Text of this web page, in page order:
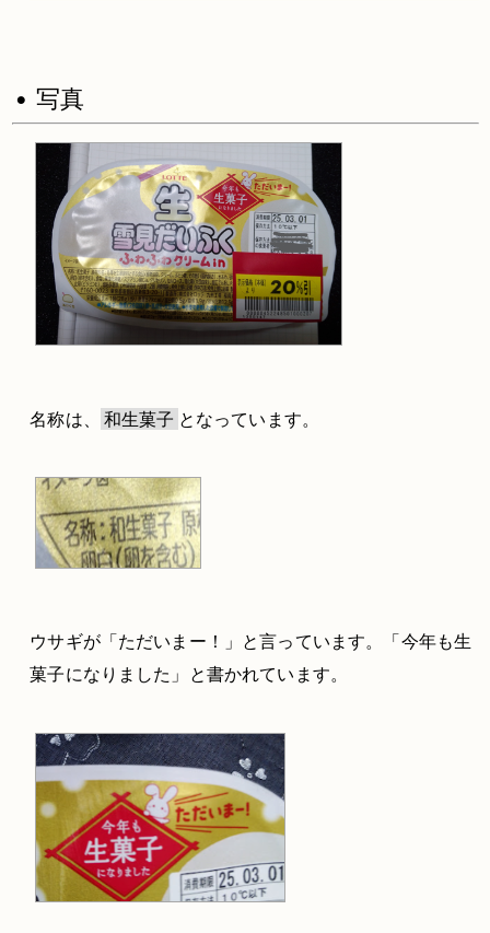
• 写真
名称は、 和生菓子 となっています。
ウサギが「ただいまー！」と言っています。「今年も生
菓子になりました」と書かれています。